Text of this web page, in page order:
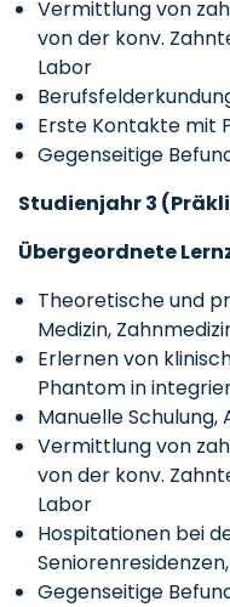
Vermittlung von
von der konv.
Labor
Erste Kontakte mit
Gegenseitige
Studienjahr 3
Übergeordnete
Theoretische und
Medizin,
Erlernen von
Phantom in
Manuelle
Vermittlung von
von der konv.
Labor
Hospitationen bei
Gegenseitige